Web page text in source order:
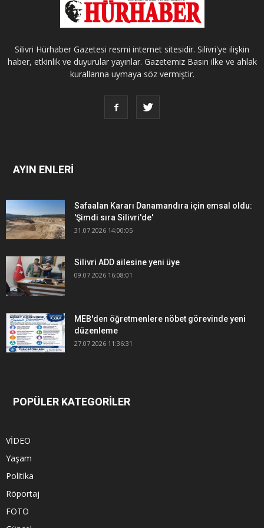
Silivri Hürhaber Gazetesi resmi internet sitesidir. Silivri'ye ilişkin
haber, etkinlik ve duyurular yayınlar. Gazetemiz Basın ilke ve ahlak
kurallarına uymaya söz vermiştir.
AYIN ENLERİ
Safaalan Kararı Danamandıra için emsal oldu:
'Şimdi sıra Silivri'de'
31.07.2026 14:00:05
Silivri ADD ailesine yeni üye
09.07.2026 16:08:01
MEB'den öğretmenlere nöbet görevinde yeni
düzenleme
27.07.2026 11:36:31
POPÜLER KATEGORİLER
VİDEO
Yaşam
Politika
Röportaj
FOTO